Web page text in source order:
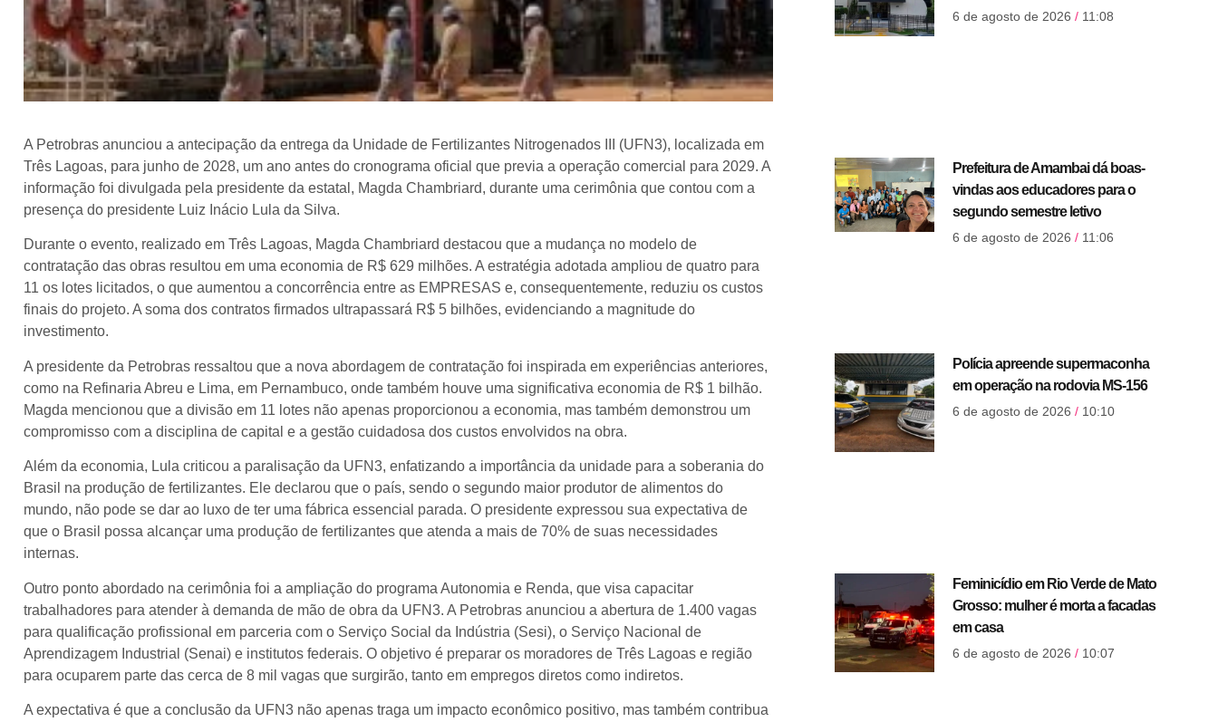
A Petrobras anunciou a antecipação da entrega da Unidade de Fertilizantes Nitrogenados III (UFN3), localizada em
Três Lagoas, para junho de 2028, um ano antes do cronograma oficial que previa a operação comercial para 2029. A
informação foi divulgada pela presidente da estatal, Magda Chambriard, durante uma cerimônia que contou com a
presença do presidente Luiz Inácio Lula da Silva.
Durante o evento, realizado em Três Lagoas, Magda Chambriard destacou que a mudança no modelo de
contratação das obras resultou em uma economia de R$ 629 milhões. A estratégia adotada ampliou de quatro para
11 os lotes licitados, o que aumentou a concorrência entre as EMPRESAS e, consequentemente, reduziu os custos
finais do projeto. A soma dos contratos firmados ultrapassará R$ 5 bilhões, evidenciando a magnitude do
investimento.
A presidente da Petrobras ressaltou que a nova abordagem de contratação foi inspirada em experiências anteriores,
como na Refinaria Abreu e Lima, em Pernambuco, onde também houve uma significativa economia de R$ 1 bilhão.
Magda mencionou que a divisão em 11 lotes não apenas proporcionou a economia, mas também demonstrou um
compromisso com a disciplina de capital e a gestão cuidadosa dos custos envolvidos na obra.
Além da economia, Lula criticou a paralisação da UFN3, enfatizando a importância da unidade para a soberania do
Brasil na produção de fertilizantes. Ele declarou que o país, sendo o segundo maior produtor de alimentos do
mundo, não pode se dar ao luxo de ter uma fábrica essencial parada. O presidente expressou sua expectativa de
que o Brasil possa alcançar uma produção de fertilizantes que atenda a mais de 70% de suas necessidades
internas.
Outro ponto abordado na cerimônia foi a ampliação do programa Autonomia e Renda, que visa capacitar
trabalhadores para atender à demanda de mão de obra da UFN3. A Petrobras anunciou a abertura de 1.400 vagas
para qualificação profissional em parceria com o Serviço Social da Indústria (Sesi), o Serviço Nacional de
Aprendizagem Industrial (Senai) e institutos federais. O objetivo é preparar os moradores de Três Lagoas e região
para ocuparem parte das cerca de 8 mil vagas que surgirão, tanto em empregos diretos como indiretos.
A expectativa é que a conclusão da UFN3 não apenas traga um impacto econômico positivo, mas também contribua
6 de agosto de 2026 11:08
Prefeitura de Amambai dá boas-
vindas aos educadores para o
segundo semestre letivo
6 de agosto de 2026 11:06
Polícia apreende supermaconha
em operação na rodovia MS-156
6 de agosto de 2026 10:10
Feminicídio em Rio Verde de Mato
Grosso: mulher é morta a facadas
em casa
6 de agosto de 2026 10:07